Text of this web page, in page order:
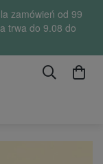
zamówień od 99
trwa do 9.08 do